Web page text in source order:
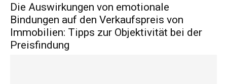
Die Auswirkungen von emotionale
Bindungen auf den Verkaufspreis von
Immobilien: Tipps zur Objektivität bei der
Preisfindung